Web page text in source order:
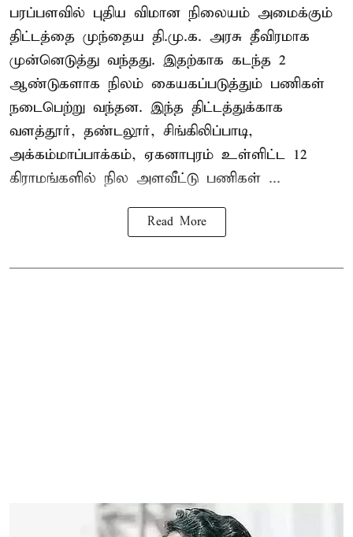
பரப்பளவில் புதிய விமான நிலையம் அமைக்கும்
திட்டத்தை முந்தைய தி.மு.க. அரசு தீவிரமாக
முன்னெடுத்து வந்தது. இதற்காக கடந்த 2
ஆண்டுகளாக நிலம் கையகப்படுத்தும் பணிகள்
நடைபெற்று வந்தன. இந்த திட்டத்துக்காக
வளத்தூர், தண்டலூர், சிங்கிலிப்பாடி,
அக்கம்மாப்பாக்கம், ஏகனாபுரம் உள்ளிட்ட 12
கிராமங்களில் நில அளவீட்டு பணிகள் ...
Read More